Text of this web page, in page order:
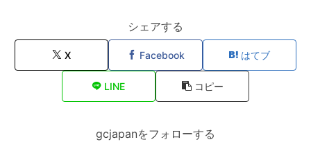
シェアする
X Facebook はてブ
LINE コピー
gcjapanをフォローする